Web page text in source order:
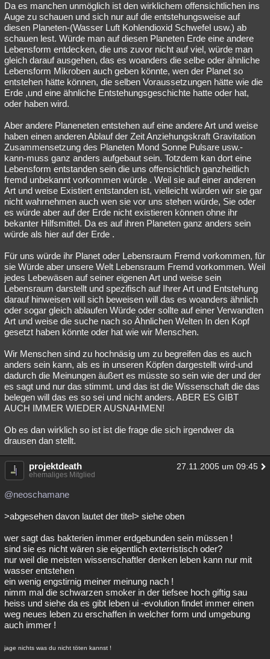
Da es manchen unmöglich ist den wirklichem offensichtlichen ins
Auge zu schauen und sich nur auf die entstehungsweise auf
diesen Planeten-(Wasser Luft Kohlendioxid Schwefel usw.) ab
schauen lest. Würde man auf diesen Planeten Erde eine andere
Lebensform entdecken, die uns zuvor nicht auf viel, würde man
gleich darauf ausgehen, das es woanders die selbe oder ähnliche
Lebensform Mikroben auch geben könnte, wen der Planet so
entstehen hätte können, die selben Voraussetzungen hätte wie die
Erde ,und eine ähnliche Entstehungsgeschichte hatte oder hat,
oder haben wird.
Aber andere Planeneten entstehen auf eine andere Art und weise
haben einen anderen Ablauf der Zeit Anziehungskraft Gravitation
Zusammensetzung des Planeten Mond Sonne Pulsare usw.-
kann-muss ganz anders aufgebaut sein. Totzdem kan dort eine
Lebensform entstanden sein die uns offensichtlich ganzheitlich
fremd unbekannt vorkommen würde . Weil sie auf einer anderen
Art und weise Existiert entstanden ist, vielleicht würden wir sie gar
nicht wahrnehmen auch wen sie vor uns stehen würde, Sie oder
es würde aber auf der Erde nicht existieren können ohne ihr
bekanter Hilfsmittel. Da es auf ihren Planeten ganz anders sein
würde als hier auf der Erde .
Für uns würde ihr Planet oder Lebensraum Fremd vorkommen, für
sie Würde aber unsere Welt Lebensraum Fremd vorkommen. Weil
jedes Lebewäsen auf seiner eigenen Art und weise sein
Lebensraum darstellt und spezifisch auf Ihrer Art und Entstehung
darauf hinweisen will sich beweisen will das es woanders ähnlich
oder sogar gleich ablaufen Würde oder sollte auf einer Verwandten
Art und weise die suche nach so Ähnlichen Welten In den Kopf
gesetzt haben könnte oder hat wie wir Menschen.
Wir Menschen sind zu hochnäsig um zu begreifen das es auch
anders sein kann, als es in unseren Köpfen dargestellt wird-und
dadurch die Meinungen äußert es müsste so sein wie der und der
es sagt und nur das stimmt. und das ist die Wissenschaft die das
belegen will das es so sei und nicht anders. ABER ES GIBT
AUCH IMMER WIEDER AUSNAHMEN!
Ob es dan wirklich so ist ist die frage die sich irgendwer da
drausen dan stellt.
projektdeath 27.11.2005 um 09:45
ehemaliges Mitglied
@neoschamane
>abgesehen davon lautet der titel> siehe oben
wer sagt das bakterien immer erdgebunden sein müssen !
sind sie es nicht wären sie eigentlich exterristisch oder?
nur weil die meisten wissenschaftler denken leben kann nur mit
wasser entstehen
ein wenig engstirnig meiner meinung nach !
nimm mal die schwarzen smoker in der tiefsee hoch giftig sau
heiss und siehe da es gibt leben ui -evolution findet immer einen
weg neues leben zu erschaffen in welcher form und umgebung
auch immer !
jage nichts was du nicht töten kannst !